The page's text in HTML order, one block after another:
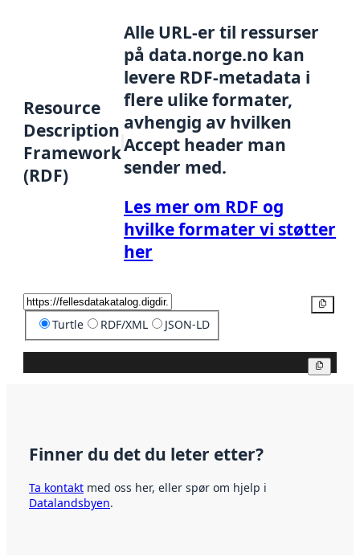
Resource
Description
Framework
(RDF)
Alle URL-er til ressurser
på data.norge.no kan
levere RDF-metadata i
flere ulike formater,
avhengig av hvilken
Accept header man
sender med.
Les mer om RDF og
hvilke formater vi støtter
her
Turtle RDF/XML JSON-LD
Finner du det du leter etter?
Ta kontakt med oss her, eller spør om hjelp i
Datalandsbyen.